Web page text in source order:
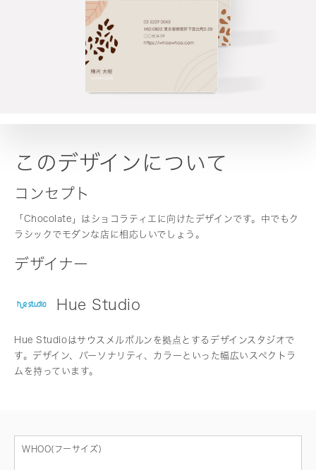
このデザインについて
コンセプト
「Chocolate」はショコラティエに向けたデザインです。中でもク
ラシックでモダンな店に相応しいでしょう。
デザイナー
Hue Studio
Hue Studioはサウスメルボルンを拠点とするデザインスタジオで
す。デザイン、パーソナリティ、カラーといった幅広いスペクトラ
ムを持っています。
WHOO(フーサイズ)